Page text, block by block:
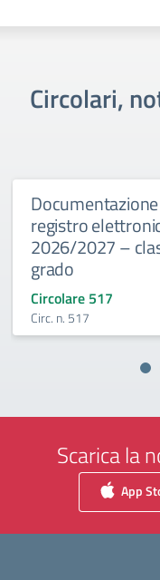
Circolari,
registro
2026/2027 –
grado
Circolare 517
Circ. n. 517
Scarica la
App